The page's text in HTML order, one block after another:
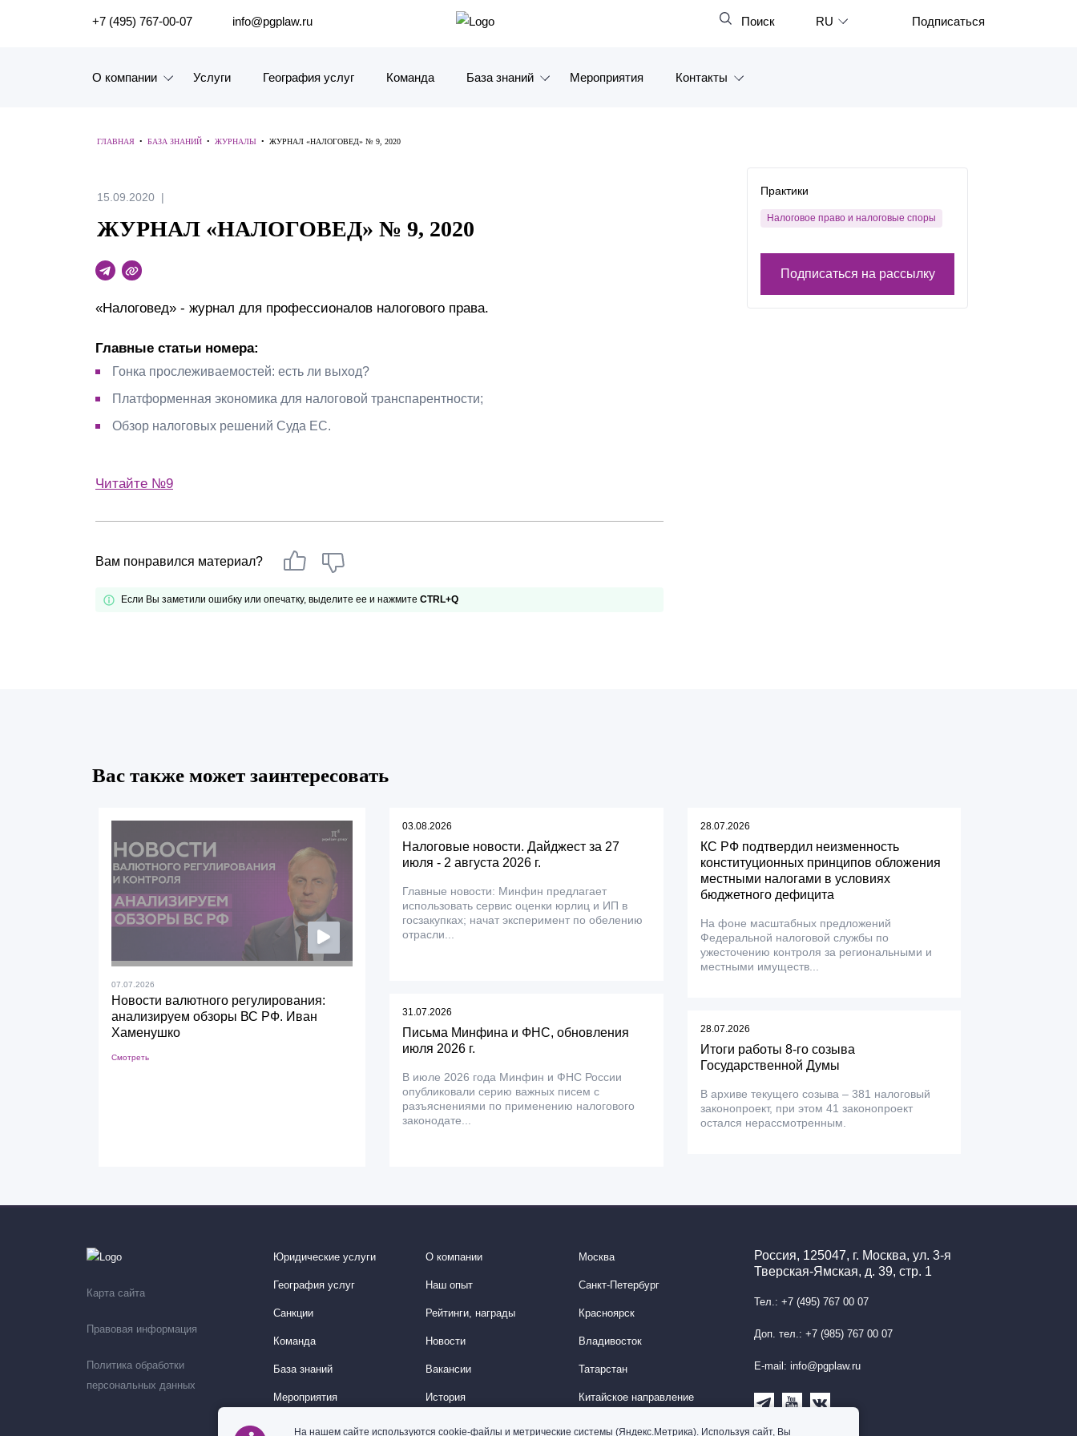
ПОИСК ПО САЙТУ Закрыть
+7 (495) 767-00-07 info@pgplaw.ru Поиск RU
Español
日本語
Подписаться
О компании
Наш опыт
Рейтинги, Награды, Цифры
Новости
Карьера
История компании
Почему «Пепеляев Групп»?
Партнера
ответственность
Услуги География услуг Команда База знаний
Видео
Журналы
Мероприятия Контакты
ГЛАВНАЯ • БАЗА ЗНАНИЙ • ЖУРНАЛЫ • ЖУРНАЛ «НАЛОГОВЕД» № 9, 2020
15.09.2020
ЖУРНАЛ «НАЛОГОВЕД» № 9, 2020
«Налоговед» - журнал для профессионалов налогового права.
Главные статьи номера:
Гонка прослеживаемостей: есть ли выход?
Платформенная экономика для налоговой транспарентности;
Обзор налоговых решений Суда ЕС.
Читайте №9
Вам понравился материал?
Если Вы заметили ошибку или опечатку, выделите ее и нажмите CTRL+Q
Практики
Налоговое право и налоговые споры
Подписаться на рассылку
Вас также может заинтересовать
07.07.2026
Новости валютного регулирования:
анализируем обзоры ВС РФ. Иван
Хаменушко
Смотреть
03.08.2026
Налоговые новости. Дайджест за 27
июля - 2 августа 2026 г.
Главные новости: Минфин предлагает
использовать сервис оценки юрлиц и ИП в
госзакупках; начат эксперимент по обелению
отрасли...
31.07.2026
Письма Минфина и ФНС, обновления
июля 2026 г.
В июле 2026 года Минфин и ФНС России
опубликовали серию важных писем с
разъяснениями по применению налогового
законодате...
28.07.2026
КС РФ подтвердил неизменность
конституционных принципов обложения
местными налогами в условиях
бюджетного дефицита
На фоне масштабных предложений
Федеральной налоговой службы по
ужесточению контроля за региональными и
местными имуществ...
28.07.2026
Итоги работы 8-го созыва
Государственной Думы
В архиве текущего созыва – 381 налоговый
законопроект, при этом 41 законопроект
остался нерассмотренным.
Карта сайта
Правовая информация
Политика обработки
персональных данных
Юридические услуги
География услуг
Санкции
Команда
База знаний
Мероприятия
О компании
Наш опыт
Рейтинги, награды
Новости
Вакансии
История
Москва
Санкт-Петербург
Красноярск
Владивосток
Татарстан
Китайское направление
Корейское направление
Россия, 125047, г. Москва, ул. 3-я
Тверская-Ямская, д. 39, стр. 1
Тел.: +7 (495) 767 00 07
Доп. тел.: +7 (985) 767 00 07
E-mail: info@pgplaw.ru
На нашем сайте используются cookie-файлы и метрические системы (Яндекс.Метрика). Используя сайт, Вы